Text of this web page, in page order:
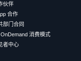
伙伴
合作
部门合同
消费模式
者中心